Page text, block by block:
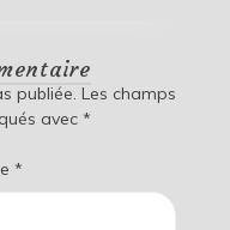
publiée. Les champs
avec *
*